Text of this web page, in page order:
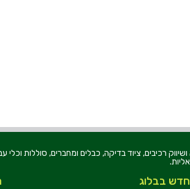
הינה מובילה ארצית בתחום יבוא ושיווק רכיבים, ציוד בדיקה, כבלים
חדש בבלוג